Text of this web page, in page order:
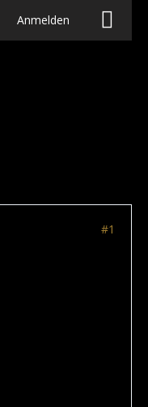
Anmelden
#1